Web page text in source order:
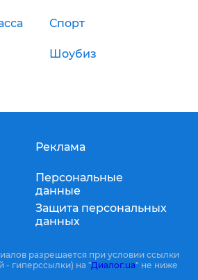
Спорт
Шоубиз
Реклама
Персональные
данные
Защита персональных
данных
разрешается при условии ссылки
- гиперссылки) на "Диалог.ua" не ниже